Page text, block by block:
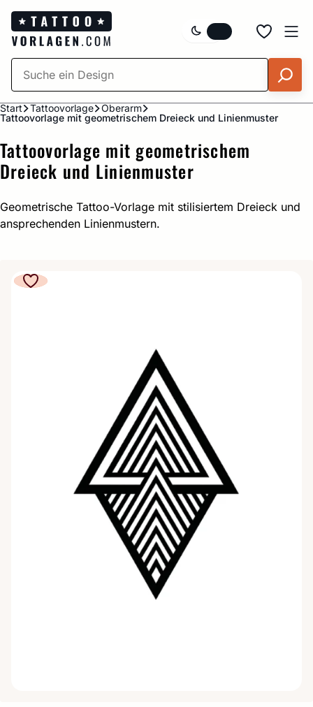
Zum
Inhalt
springen
Start Tattoovorlage
Oberarm
Tattoovorlage mit geometrischem Dreieck und Linienmuster
Tattoovorlage mit geometrischem
Dreieck und Linienmuster
Geometrische Tattoo-Vorlage mit stilisiertem Dreieck und
ansprechenden Linienmustern.